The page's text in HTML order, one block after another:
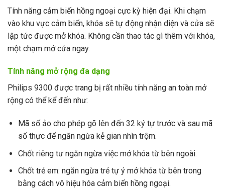
Tính năng cảm biến hồng ngoại cực kỳ hiện đại. Khi chạm
vào khu vực cảm biến, khóa sẽ tự động nhận diện và cửa sẽ
lập tức được mở khóa. Không cần thao tác gì thêm với khóa,
một chạm mở cửa ngay.
Tính năng mở rộng đa dạng
Philips 9300 được trang bị rất nhiều tính năng an toàn mở
rộng có thể kể đến như:
Mã số ảo cho phép gõ lên đến 32 ký tự trước và sau mã
số thực để ngăn ngừa kẻ gian nhìn trộm.
Chốt riêng tư ngăn ngừa việc mở khóa từ bên ngoài.
Chốt trẻ em: ngăn ngừa trẻ tự ý mở khóa từ bên trong
bằng cách vô hiệu hóa cảm biến hồng ngoại.